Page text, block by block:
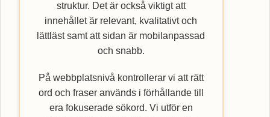
struktur. Det är också viktigt att
innehållet är relevant, kvalitativt och
lättläst samt att sidan är mobilanpassad
och snabb.
På webbplatsnivå kontrollerar vi att rätt
ord och fraser används i förhållande till
era fokuserade sökord. Vi utför en